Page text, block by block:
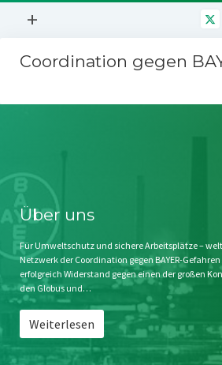
Menü
+
Mitmachen
Kontakt
Impressum
Störfälle
Coordination gegen
Stichwort BAYER
Jahrestagung
SPENDEN
Über uns
Für Umweltschutz und sichere Arbeitsplätze –
Netzwerk der Coordination gegen BAYER-
erfolgreich Widerstand gegen einen der großen
den Globus und…
Weiterlesen